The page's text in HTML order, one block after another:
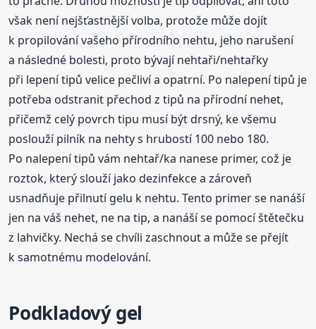
však není nejšťastnější volba, protože může dojít
k propilování vašeho přírodního nehtu, jeho narušení
a následné bolesti, proto bývají nehtaři/nehtařky
při lepení tipů velice pečliví a opatrní. Po nalepení tipů je
potřeba odstranit přechod z tipů na přírodní nehet,
přičemž celý povrch tipu musí být drsný, ke všemu
poslouží pilník na nehty s hrubostí 100 nebo 180.
Po nalepení tipů vám nehtař/ka nanese primer, což je
roztok, který slouží jako dezinfekce a zároveň
usnadňuje přilnutí gelu k nehtu. Tento primer se nanáší
jen na váš nehet, ne na tip, a nanáší se pomocí štětečku
z lahvičky. Nechá se chvíli zaschnout a může se přejít
k samotnému modelování.
Podkladový gel